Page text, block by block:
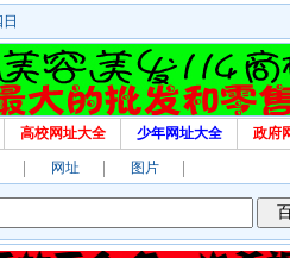
高校网址大全 少年网址大全 政府
网址 图片